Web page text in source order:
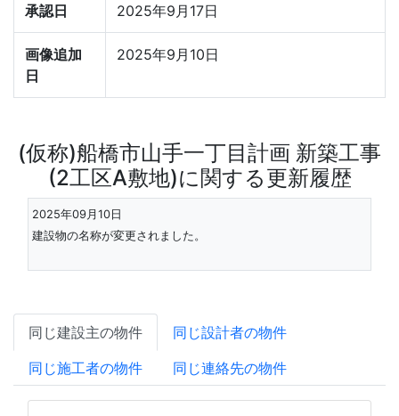
承認日 2025年9月17日
画像追加
日
2025年9月10日
(仮称)船橋市山手一丁目計画 新築工事
(2工区A敷地)に関する更新履歴
2025年09月10日
建設物の名称が変更されました。
同じ建設主の物件
同じ設計者の物件
同じ施工者の物件
同じ連絡先の物件